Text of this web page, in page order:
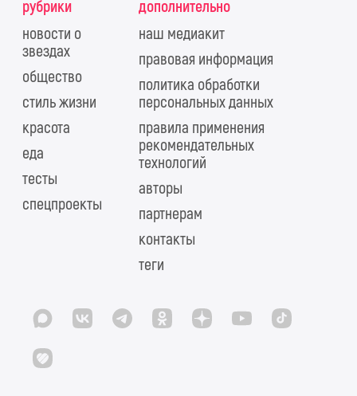
рубрики
новости о
звездах
общество
стиль жизни
красота
еда
тесты
спецпроекты
дополнительно
наш медиакит
правовая информация
политика обработки
персональных данных
правила применения
рекомендательных
технологий
авторы
партнерам
контакты
теги